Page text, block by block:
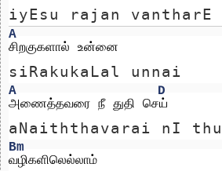
iyEsu rajan vantharE
A
சிறகுகளால் உன்னை
siRakukaLal unnai
A
D
அணைத்தவரை நீ துதி செய்
aNaiththavarai nI
Bm
வழிகளிலெல்லாம்